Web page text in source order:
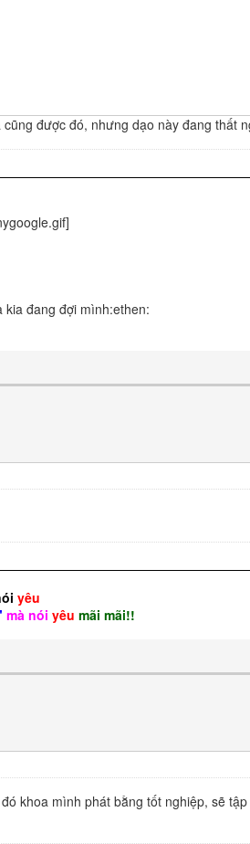
được đó, nhưng dạo này đang thất
đang đợi mình:ethen:
yêu
mà nói yêu mãi mãi!!
khoa mình phát bằng tốt nghiệp, sẽ